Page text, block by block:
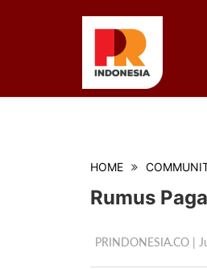
HOME
Rumus
PRINDONESIA.CO |